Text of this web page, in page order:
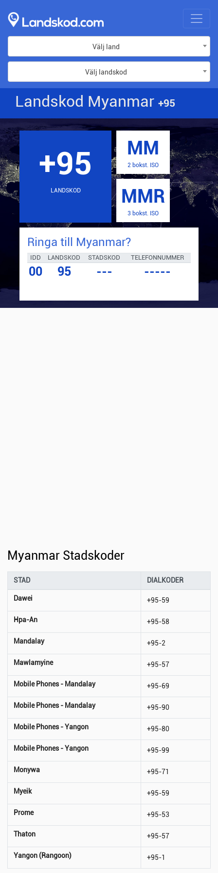
Välj land
Välj landskod
Landskod Myanmar +95
+95
LANDSKOD
MM
2 bokst. ISO
MMR
3 bokst. ISO
Ringa till Myanmar?
IDD LANDSKOD STADSKOD TELEFONNUMMER
00 95 --- -----
Myanmar Stadskoder
STAD DIALKODER
Dawei +95-59
Hpa-An +95-58
Mandalay +95-2
Mawlamyine +95-57
Mobile Phones - Mandalay +95-69
Mobile Phones - Mandalay +95-90
Mobile Phones - Yangon +95-80
Mobile Phones - Yangon +95-99
Monywa +95-71
Myeik +95-59
Prome +95-53
Thaton +95-57
Yangon (Rangoon) +95-1